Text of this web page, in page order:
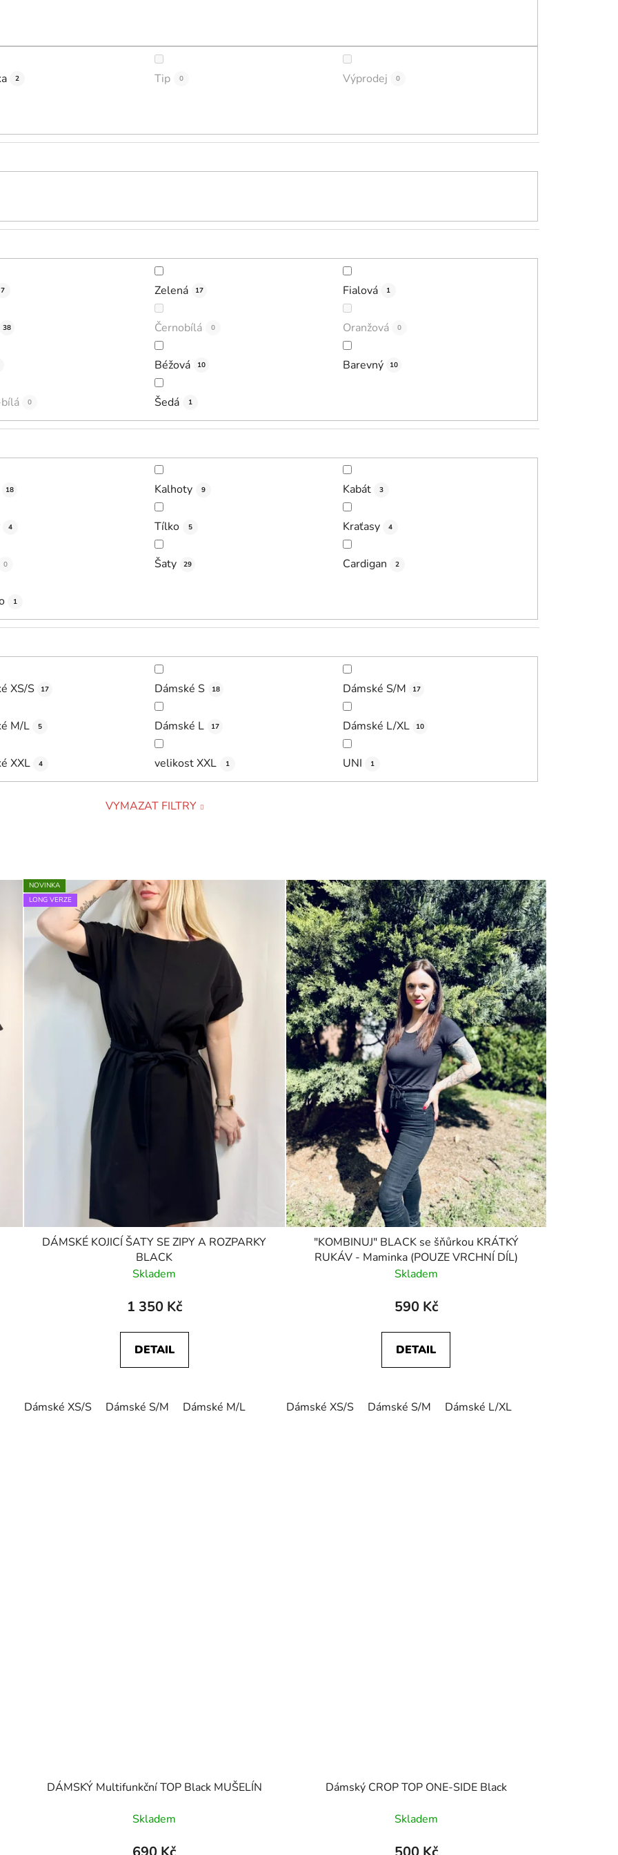
2 Tip 0 Výprodej 0
7 Zelená 17 Fialová 1
38 Černobílá 0 Oranžová 0
Béžová 10 Barevný 10
0 Šedá 1
18 Kalhoty 9 Kabát 3
4 Tílko 5 Kraťasy 4
0 Šaty 29 Cardigan 2
1
XS/S 17 Dámské S 18 Dámské S/M 17
M/L 5 Dámské L 17 Dámské L/XL 10
XXL 4 velikost XXL 1 UNI 1
VYMAZAT FILTRY
NOVINKA
LONG VERZE
DÁMSKÉ KOJICÍ ŠATY SE ZIPY A ROZPARKY
BLACK
Skladem
1 350 Kč
DETAIL
Dámské XS/S Dámské S/M Dámské M/L
"KOMBINUJ" BLACK se šňůrkou KRÁTKÝ
RUKÁV - Maminka (POUZE VRCHNÍ DÍL)
Skladem
590 Kč
DETAIL
Dámské XS/S Dámské S/M Dámské L/XL
DÁMSKÝ Multifunkční TOP Black MUŠELÍN
Skladem
Dámský CROP TOP ONE-SIDE Black
Skladem